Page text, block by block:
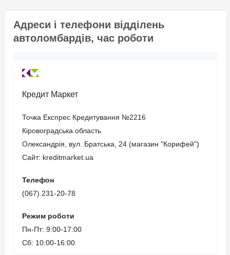
страхування цивільно-
правової відповідальності
(термін дії повинен
Адреси і телефони відділень
автоломбардів, час роботи
Кредит Маркет
Точка Експрес Кредитування №2216
Кіровоградська область
Олександрія, вул. Братська, 24 (магазин "Корифей")
Сайт: kreditmarket.ua
Телефон
(067) 231-20-78
Режим роботи
Пн-Пт: 9:00-17:00
Сб: 10:00-16:00